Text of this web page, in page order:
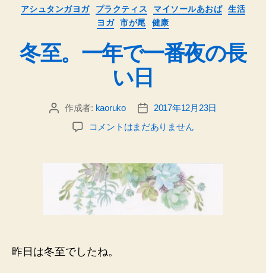
テ
ィ
で
sabai♪
か
お
る
の
日
カ
テ
ゴ
リ
ー
アシュタンガヨガ プラクティス マイソールあおば
生活
ヨガ
市が尾 健康
冬至。一年で一番夜の長
い日
投 作成者: kaoruko
投
稿
日
2017年12月23日
冬
年
で
一
番
夜
い
コメントはまだありません
昨日は冬至でしたね。